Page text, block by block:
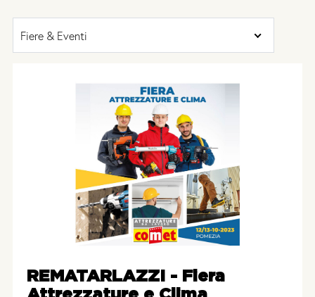
Fiere & Eventi
REMATARLAZZI - Fiera